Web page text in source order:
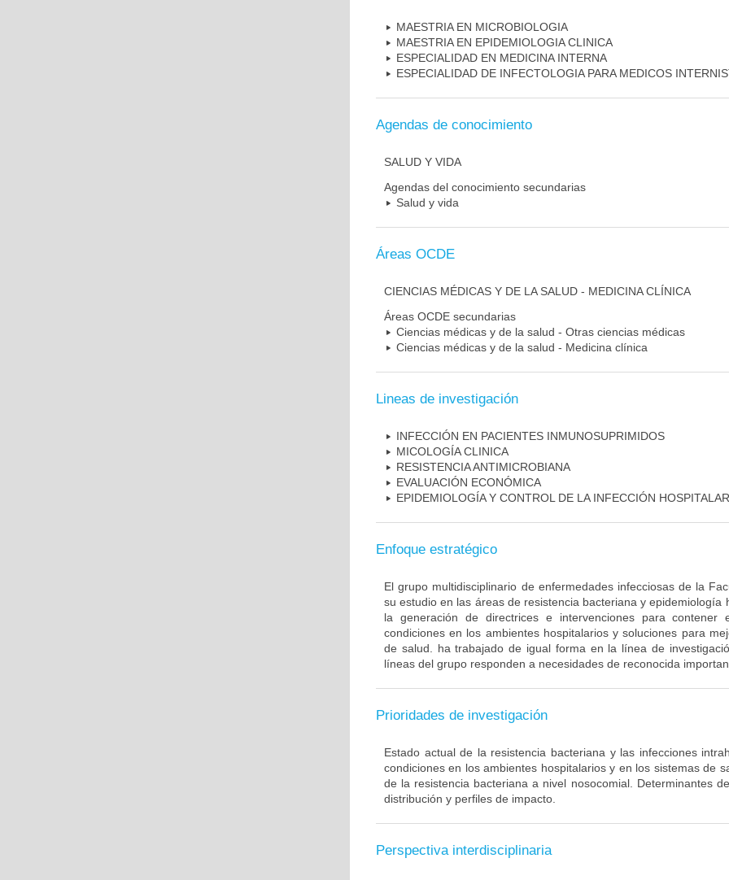
MAESTRIA EN MICROBIOLOGIA
MAESTRIA EN EPIDEMIOLOGIA CLINICA
ESPECIALIDAD EN MEDICINA INTERNA
ESPECIALIDAD DE INFECTOLOGIA PARA MEDICOS
Agendas de conocimiento
SALUD Y VIDA
Agendas del conocimiento secundarias
Salud y vida
Áreas OCDE
CIENCIAS MÉDICAS Y DE LA SALUD - MEDICINA CLÍNICA
Áreas OCDE secundarias
Ciencias médicas y de la salud - Otras ciencias médicas
Ciencias médicas y de la salud - Medicina clínica
Lineas de investigación
INFECCIÓN EN PACIENTES INMUNOSUPRIMIDOS
MICOLOGÍA CLINICA
RESISTENCIA ANTIMICROBIANA
EVALUACIÓN ECONÓMICA
EPIDEMIOLOGÍA Y CONTROL DE LA INFECCIÓN
Enfoque estratégico
El grupo multidisciplinario de enfermedades infecciosas de la
su estudio en las áreas de resistencia bacteriana y epidemiología
la generación de directrices e intervenciones para contener
condiciones en los ambientes hospitalarios y soluciones para
de salud. ha trabajado de igual forma en la línea de
líneas del grupo responden a necesidades de reconocida
Prioridades de investigación
Estado actual de la resistencia bacteriana y las infecciones
condiciones en los ambientes hospitalarios y en los sistemas de
de la resistencia bacteriana a nivel nosocomial. Determinantes
distribución y perfiles de impacto.
Perspectiva interdisciplinaria